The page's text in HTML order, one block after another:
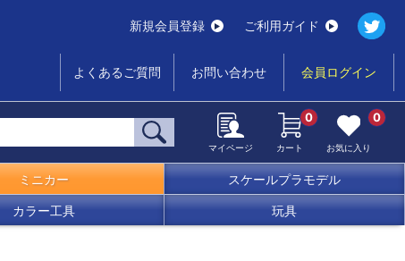
新規会員登録 ご利用ガイド
よくあるご質問 お問い合わせ 会員ログイン
マイページ カート
0
お気に入り
0
ミニカー スケールプラモデル
カラー工具 玩具